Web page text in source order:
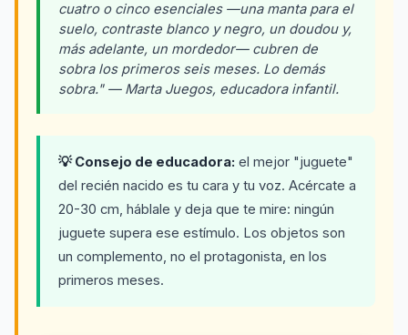
cuatro o cinco esenciales —una manta para el
suelo, contraste blanco y negro, un doudou y,
más adelante, un mordedor— cubren de
sobra los primeros seis meses. Lo demás
sobra." — Marta Juegos, educadora infantil.
💡 Consejo de educadora: el mejor "juguete"
del recién nacido es tu cara y tu voz. Acércate a
20-30 cm, háblale y deja que te mire: ningún
juguete supera ese estímulo. Los objetos son
un complemento, no el protagonista, en los
primeros meses.